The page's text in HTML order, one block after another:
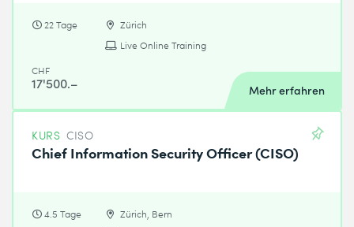
22 Tage
Zürich
Live Online Training
CHF
17'500.– Mehr erfahren
KURS CISO
Chief Information Security Officer (CISO)
4.5 Tage
Zürich, Bern